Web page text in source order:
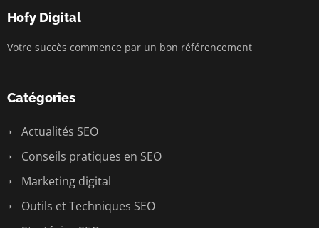
Hofy Digital
Votre succès commence par un bon référencement
Catégories
Actualités SEO
Conseils pratiques en SEO
Marketing digital
Outils et Techniques SEO